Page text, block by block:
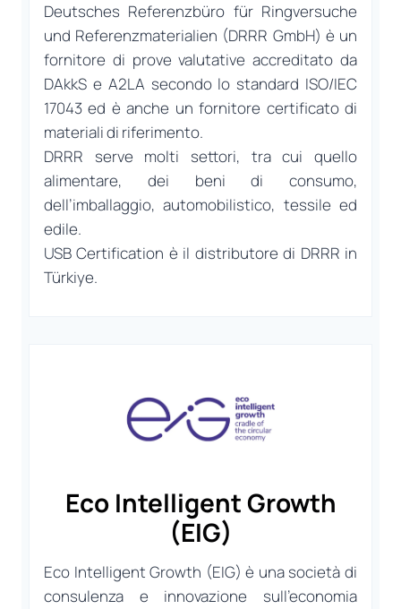
Deutsches Referenzbüro für Ringversuche
und Referenzmaterialien (DRRR GmbH) è un
fornitore di prove valutative accreditato da
DAkkS e A2LA secondo lo standard ISO/IEC
17043 ed è anche un fornitore certificato di
materiali di riferimento.
DRRR serve molti settori, tra cui quello
alimentare, dei beni di consumo,
dell’imballaggio, automobilistico, tessile ed
edile.
USB Certification è il distributore di DRRR in
Türkiye.
Eco Intelligent Growth
(EIG)
Eco Intelligent Growth (EIG) è una società di
consulenza e innovazione sull’economia